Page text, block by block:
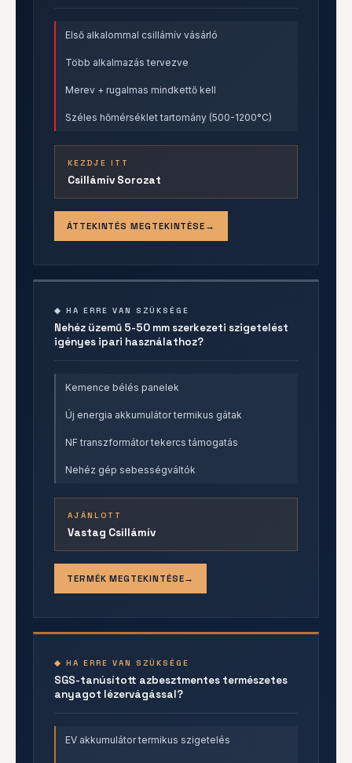
Első alkalommal csillámív vásárló
Több alkalmazás tervezve
Merev + rugalmas mindkettő kell
Széles hőmérséklet tartomány (500-1200°C)
KEZDJE ITT
Csillámív Sorozat
ÁTTEKINTÉS MEGTEKINTÉSE
◆ HA ERRE VAN SZÜKSÉGE
Nehéz üzemű 5-50 mm szerkezeti szigetelést
igényes ipari használathoz?
Kemence bélés panelek
Új energia akkumulátor termikus gátak
NF transzformátor tekercs támogatás
Nehéz gép sebességváltók
AJÁNLOTT
Vastag Csillámív
TERMÉK MEGTEKINTÉSE
◆ HA ERRE VAN SZÜKSÉGE
SGS-tanúsított azbesztmentes természetes
anyagot lézervágással?
EV akkumulátor termikus szigetelés